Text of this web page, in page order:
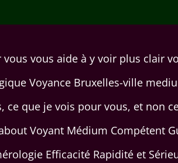
vous vous aide à y voir plus clair
Voyance Bruxelles-ville
ce que je vois pour vous, et non
Voyant Médium Compétent
Efficacité Rapidité et